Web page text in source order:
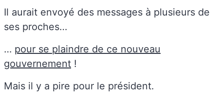
Il aurait envoyé des messages à plusieurs de
ses proches…
… pour se plaindre de ce nouveau
gouvernement !
Mais il y a pire pour le président.